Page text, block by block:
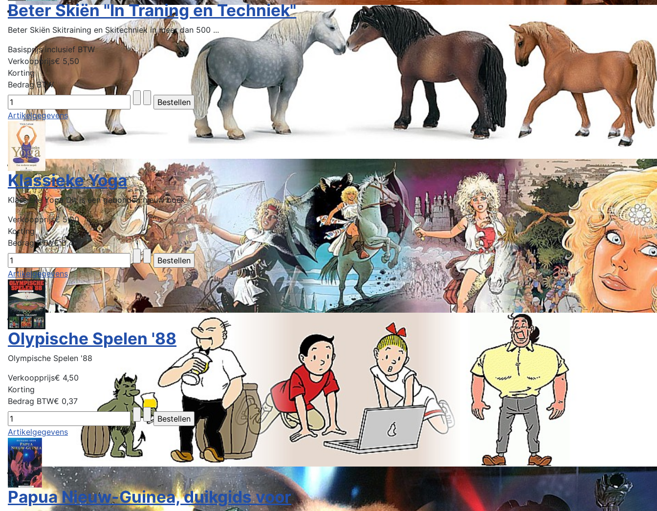
Beter Skiën "In Traning en Techniek"
Beter Skiën Skitraining en Skitechniek in meer dan 500 ...
Basisprijs inclusief BTW
Verkoopprijs€ 5,50
Korting
Bedrag BTW
Artikelgegevens
Klassieke Yoga
Klassieke Yoga Dit is een gebonden nieuw boek
Verkoopprijs€ 5,00
Korting
Bedrag BTW€ 0,41
Artikelgegevens
Olypische Spelen '88
Olympische Spelen '88
Verkoopprijs€ 4,50
Korting
Bedrag BTW€ 0,37
Artikelgegevens
Papua Nieuw-Guinea, duikgids voor